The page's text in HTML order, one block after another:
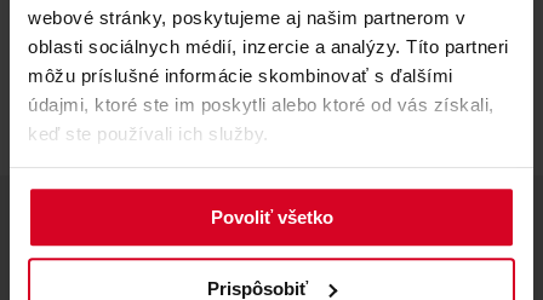
webové stránky, poskytujeme aj našim partnerom v
oblasti sociálnych médií, inzercie a analýzy. Títo partneri
môžu príslušné informácie skombinovať s ďalšími
údajmi, ktoré ste im poskytli alebo ktoré od vás získali,
keď ste používali ich služby.
Povoliť všetko
Prispôsobiť
Guide and Ride
Adresy